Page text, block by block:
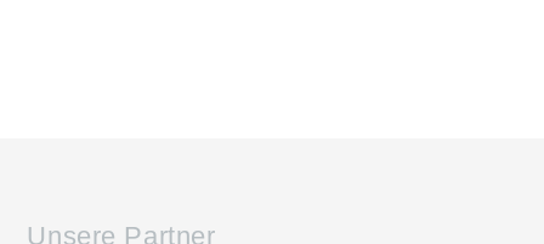
Unsere Partner